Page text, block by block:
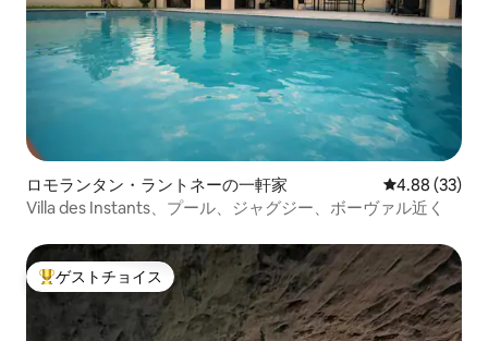
ロモランタン・ラントネーの一軒家 レビュー33
4.88 (33)
Villa des Instants、プール、ジャグジー、ボーヴァル近く
大好評のゲストチョイスです。
ゲストチョイス